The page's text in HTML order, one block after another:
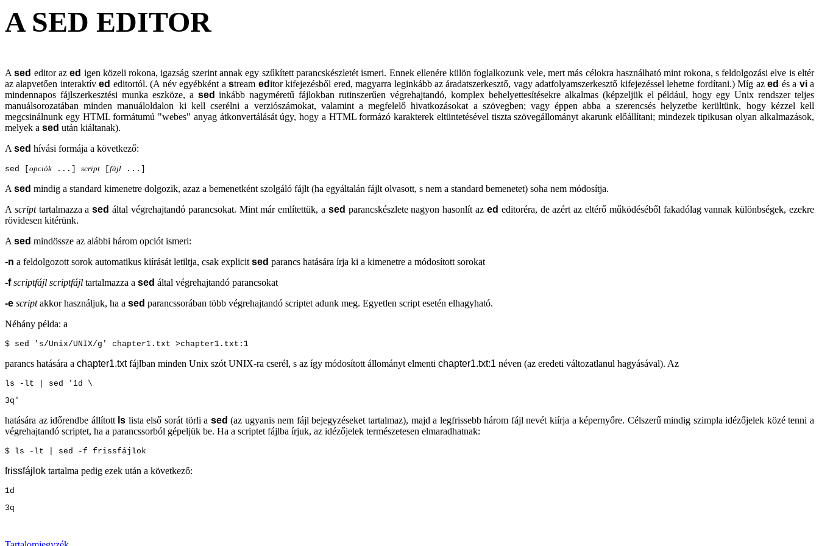
A SED EDITOR
Ased editor azed igen közeli rokona, igazság szerint annak egy szűkített parancskészletét ismeri. Ennek ellenére külön foglalkozunk vele, mert más célokra használható mint rokona, s feldolgozási elve is eltér
az alapvetően interaktíved editortól. (A név egyébként astream editor kifejezésből ered, magyarra leginkább az áradatszerkesztő, vagy adatfolyamszerkesztő kifejezéssel lehetne fordítani.) Míg azed és a via
mindennapos fájlszerkesztési munka eszköze, a sed inkább nagyméretű fájlokban rutinszerűen végrehajtandó, komplex behelyettesítésekre alkalmas (képzeljük el például, hogy egy Unix rendszer teljes
manuálsorozatában minden manuáloldalon ki kell cserélni a verziószámokat, valamint a megfelelő hivatkozásokat a szövegben; vagy éppen abba a szerencsés helyzetbe kerültünk, hogy kézzel kell
megcsinálnunk egy HTML formátumú "webes" anyag átkonvertálását úgy, hogy a HTML formázó karakterek eltüntetésével tiszta szövegállományt akarunk előállítani; mindezek tipikusan olyan alkalmazások,
melyek a sed után kiáltanak).
A sed hívási formája a következő:
sed [ opciók ...] script fájl ...]
A sed mindig a standard kimenetre dolgozik, azaz a bemenetként szolgáló fájlt (ha egyáltalán fájlt olvasott, s nem a standard bemenetet) soha nem módosítja.
A scripttartalmazza ased által végrehajtandó parancsokat. Mint már említettük, a sed parancskészlete nagyon hasonlít az ed editoréra, de azért az eltérő működéséből fakadólag vannak különbségek, ezekre
rövidesen kitérünk.
A sed mindössze az alábbi három opciót ismeri:
-n a feldolgozott sorok automatikus kiírását letiltja, csak explicit sed parancs hatására írja ki a kimenetre a módosított sorokat
-f scriptfájl scriptfájl tartalmazza a sed által végrehajtandó parancsokat
-e scriptakkor használjuk, ha a sed parancssorában több végrehajtandó scriptet adunk meg. Egyetlen script esetén elhagyható.
Néhány példa: a
$ sed 's/Unix/UNIX/g' chapter1.txt >chapter1.txt:1
parancs hatására a chapter1.txtfájlban minden Unix szót UNIX-ra cserél, s az így módosított állományt elmenti chapter1.txt:1 néven (az eredeti változatlanul hagyásával). Az
ls -lt | sed '1d \
3q'
hatására az időrendbe állított ls lista első sorát törli a sed (az ugyanis nem fájl bejegyzéseket tartalmaz), majd a legfrissebb három fájl nevét kiírja a képernyőre. Célszerű mindig szimpla idézőjelek közé tenni a
végrehajtandó scriptet, ha a parancssorból gépeljük be. Ha a scriptet fájlba írjuk, az idézőjelek természetesen elmaradhatnak:
$ ls -lt | sed -f frissfájlok
frissfájlok tartalma pedig ezek után a következő:
1d
3q